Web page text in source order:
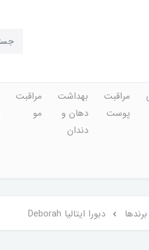
مراقبت
پوست
بهداشت
دهان و
دندان
مراقبت
مو
برندها دبورا ایتالیا Deborah